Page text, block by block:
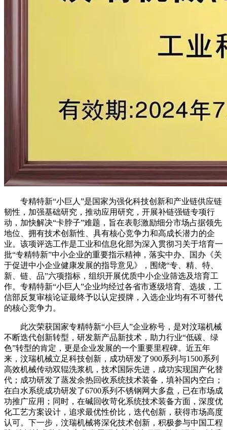
专精特新“小巨人”是国家为强化科技创新和产业链供应链
韧性，加强基础研究，推动应用研究，开展补链强链专项行
动，加快解决“卡脖子”难题，旨在表彰激励细分市场占据领先
地位、拥有技术创新性、具有核心竞争力和高成长潜力的企
业。该项评选工作是工业和信息化部为深入贯彻习关于培育一
批“专精特新”中小企业的重要指示精神，落实中办、国办《关
于促进中小企业健康发展的指导意见》，围绕“专、精、特、
新、链、品”六项指标，组织开展优质中小企业筛选及培育工
作。专精特新“小巨人”企业均经过各省市逐级培育、选拔，工
信部反复审核论证最终予以认定授牌，入选企业均有不可替代
的核心竞争力。
此次荣获国家专精特新“小巨人”企业称号，是对汶瑞机械
不断迭代创新转型，研发新产品新技术，助力行业“低碳、绿
色”转型的肯定，更是企业发展的一个重要里程碑。近五年
来，汶瑞机械立足科技创新，成功研发了900系列与1500系列
高效机械传动双辊洗浆机，技术国际先进，成功实现国产化替
代；成功研发了蒸发余热回收系统技术装备，填补国内空白；
在白水系统成功研发了6700系列不锈钢网大多盘，已在市场成
功推广应用；同时，在碱回收苛化系统技术装备方面，深度优
化工艺方案设计，追求最优性价比，迭代创新，获得市场高度
认可。下一步，汶瑞机械将深化技术创新，积极参与中国工程